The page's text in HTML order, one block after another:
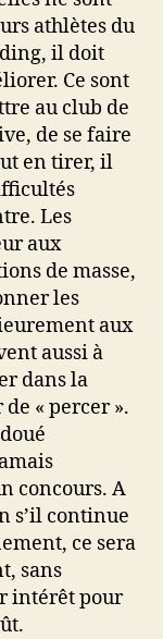
athlètes du
il doit
Ce sont
au club de
de se faire
en tirer, il
Les
aux
de masse,
les
aux
aussi à
dans la
« percer ».
concours. A
s’il continue
ce sera
sans
intérêt pour